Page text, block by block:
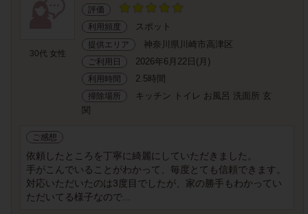
30代 女性
評価
利用頻度
スポット
提供エリア 神奈川県川崎市高津区
ご利用日 2026年6月22日(月)
利用時間 2.5時間
掃除場所
キッチン トイレ お風呂 洗面所 玄
関
ご感想
依頼したところを丁寧に綺麗にしていただきました。
手がこんでいることがわかって、毎度とても信頼できます。
対応いただいたのは3度目でしたが、家の勝手もわかってい
ただいてる様子なので...